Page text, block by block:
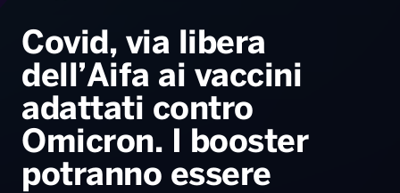
PALATOUR
Musica e Spettacolo
Sport
Radio Norba Consiglia
Leggerissime
Generale
Novità
Notiziario
Interviste
Oroscopo
Speciale Astrabilia 2026
Radio Norba News TV
Voce al Bari
Battiti Live 2026
Gallery
Covid, via libera
dell’Aifa ai vaccini
adattati contro
Omicron. I booster
potranno essere